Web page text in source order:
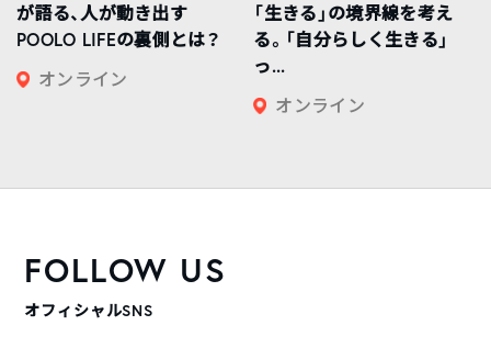
が語る、人が動き出す
POOLO LIFEの裏側とは？
オンライン
「生きる」の境界線を考え
る。「自分らしく生きる」
っ...
オンライン
FOLLOW US
オフィシャルSNS